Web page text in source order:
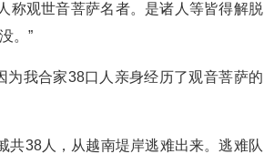
称观世音菩萨名者。是诸人等皆得解脱
。”
为我合家38口人亲身经历了观音菩萨的
共38人，从越南堤岸逃难出来。逃难队